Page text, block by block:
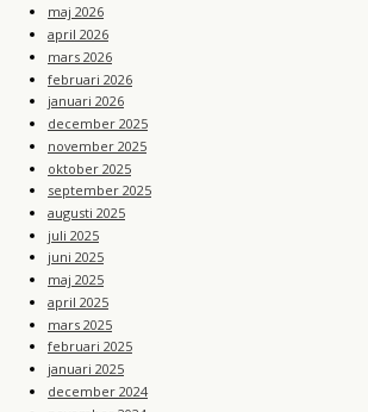
maj 2026
april 2026
mars 2026
februari 2026
januari 2026
december 2025
november 2025
oktober 2025
september 2025
augusti 2025
juli 2025
juni 2025
maj 2025
april 2025
mars 2025
februari 2025
januari 2025
december 2024